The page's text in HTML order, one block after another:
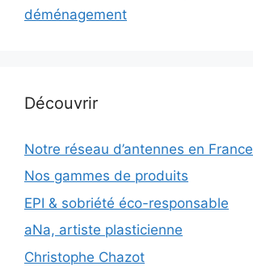
déménagement
Découvrir
Notre réseau d’antennes en France
Nos gammes de produits
EPI & sobriété éco-responsable
aNa, artiste plasticienne
Christophe Chazot